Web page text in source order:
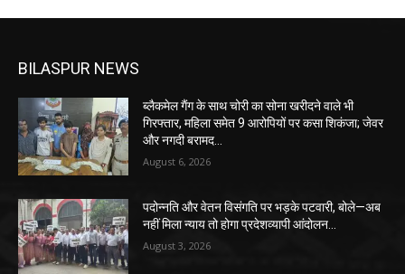
BILASPUR NEWS
ब्लैकमेल गैंग के साथ चोरी का सोना खरीदने वाले भी
गिरफ्तार, महिला समेत 9 आरोपियों पर कसा शिकंजा; जेवर
और नगदी बरामद…
August 6, 2026
पदोन्नति और वेतन विसंगति पर भड़के पटवारी, बोले—अब
नहीं मिला न्याय तो होगा प्रदेशव्यापी आंदोलन…
August 3, 2026